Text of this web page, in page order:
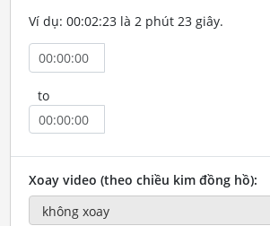
Ví dụ: 00:02:23 là 2 phút 23 giây.
to
Xoay video (theo chiều kim đồng hồ):